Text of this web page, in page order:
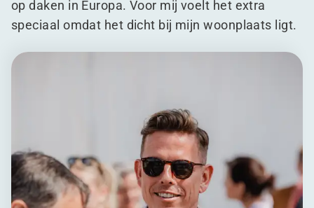
op daken in Europa. Voor mij voelt het extra
speciaal omdat het dicht bij mijn woonplaats ligt.